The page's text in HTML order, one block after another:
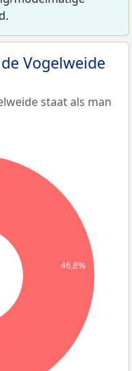
Vogelweide
staat als man
46,8%